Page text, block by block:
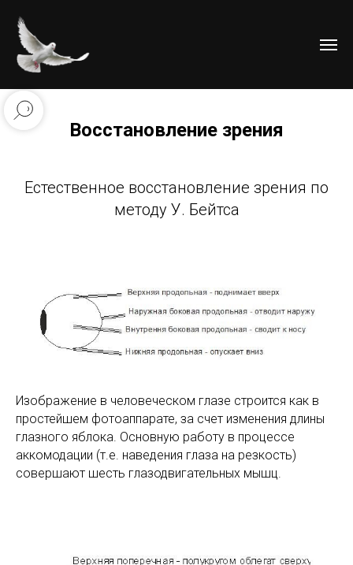
Восстановление зрения
Естественное восстановление зрения по
методу У. Бейтса
Изображение в человеческом глазе строится как в
простейшем фотоаппарате, за счет изменения длины
глазного яблока. Основную работу в процессе
аккомодации (т.е. наведения глаза на резкость)
совершают шесть глазодвигательных мышц.